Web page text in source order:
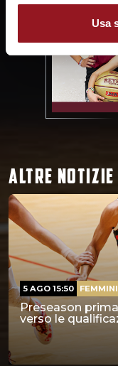
Usa
ALTRE NOTIZIE
Preseason
verso le
5 AGO 15:50